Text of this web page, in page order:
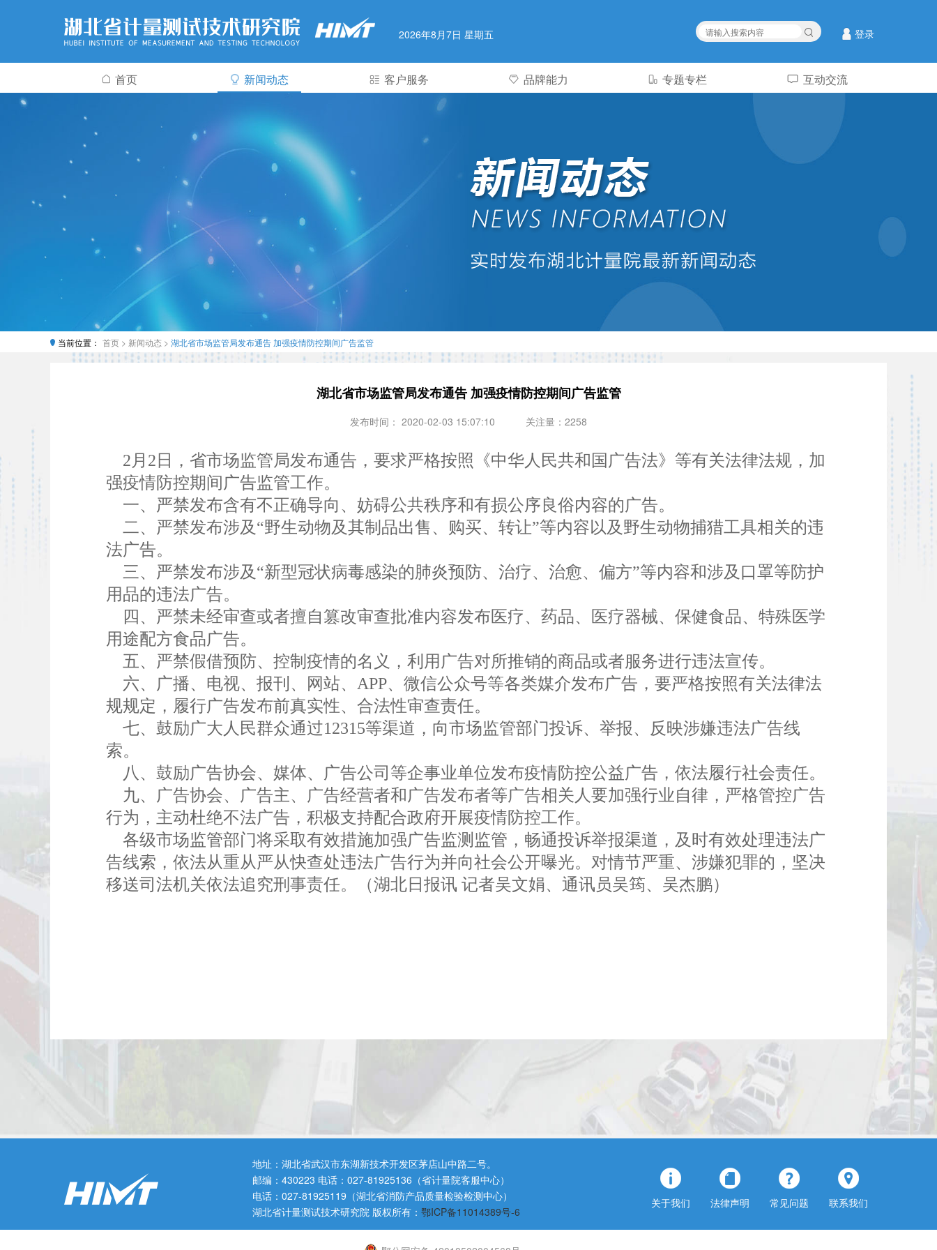
2026年8月7日 星期五 登录
首页 新闻动态 客户服务 品牌能力 专题专栏 互动交流
当前位置： 首页 > 新闻动态 > 湖北省市场监管局发布通告 加强疫情防控期间广告监管
湖北省市场监管局发布通告 加强疫情防控期间广告监管
发布时间： 2020-02-03 15:07:10 关注量：2258
2月2日，省市场监管局发布通告，要求严格按照《中华人民共和国广告法》等有关法律法规，加
强疫情防控期间广告监管工作。
一、严禁发布含有不正确导向、妨碍公共秩序和有损公序良俗内容的广告。
二、严禁发布涉及“野生动物及其制品出售、购买、转让”等内容以及野生动物捕猎工具相关的违
法广告。
三、严禁发布涉及“新型冠状病毒感染的肺炎预防、治疗、治愈、偏方”等内容和涉及口罩等防护
用品的违法广告。
四、严禁未经审查或者擅自篡改审查批准内容发布医疗、药品、医疗器械、保健食品、特殊医学
用途配方食品广告。
五、严禁假借预防、控制疫情的名义，利用广告对所推销的商品或者服务进行违法宣传。
六、广播、电视、报刊、网站、APP、微信公众号等各类媒介发布广告，要严格按照有关法律法
规规定，履行广告发布前真实性、合法性审查责任。
七、鼓励广大人民群众通过12315等渠道，向市场监管部门投诉、举报、反映涉嫌违法广告线
索。
八、鼓励广告协会、媒体、广告公司等企事业单位发布疫情防控公益广告，依法履行社会责任。
九、广告协会、广告主、广告经营者和广告发布者等广告相关人要加强行业自律，严格管控广告
行为，主动杜绝不法广告，积极支持配合政府开展疫情防控工作。
各级市场监管部门将采取有效措施加强广告监测监管，畅通投诉举报渠道，及时有效处理违法广
告线索，依法从重从严从快查处违法广告行为并向社会公开曝光。对情节严重、涉嫌犯罪的，坚决
移送司法机关依法追究刑事责任。（湖北日报讯 记者吴文娟、通讯员吴筠、吴杰鹏）
地址：湖北省武汉市东湖新技术开发区茅店山中路二号。
邮编：430223 电话：027-81925136（省计量院客服中心）
电话：027-81925119（湖北省消防产品质量检验检测中心）
湖北省计量测试技术研究院 版权所有： 鄂ICP备11014389号-6
关于我们 法律声明 常见问题 联系我们